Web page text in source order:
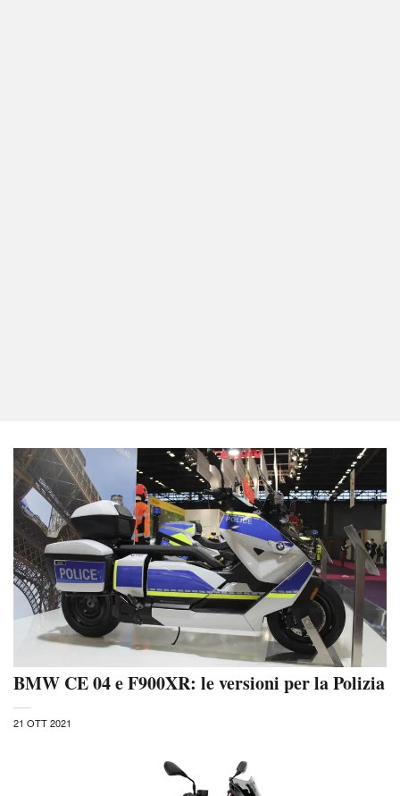
BMW CE 04 e F900XR: le versioni per la Polizia
21 OTT 2021